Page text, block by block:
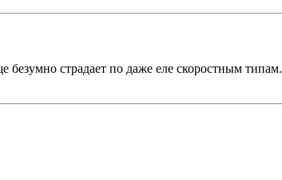
безумно страдает по даже еле скоростным типам.